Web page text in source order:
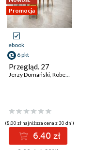
Promocja
ebook
6 pkt
Przegląd. 27
Jerzy Domański, Robert Walenciak
(8,00 zł najniższa cena z 30 dni)
6.40 zł